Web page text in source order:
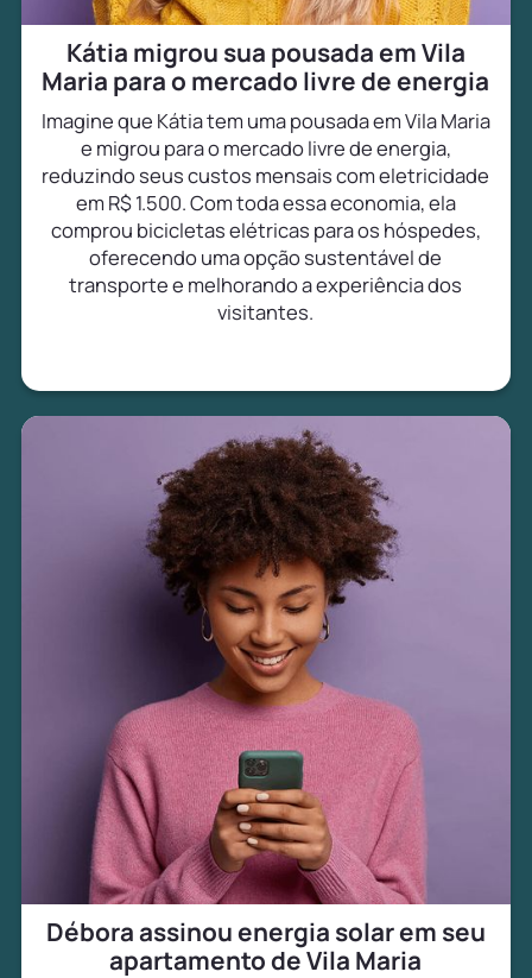
Kátia migrou sua pousada em Vila
Maria para o mercado livre de energia
Imagine que Kátia tem uma pousada em Vila Maria
e migrou para o mercado livre de energia,
reduzindo seus custos mensais com eletricidade
em R$ 1.500. Com toda essa economia, ela
comprou bicicletas elétricas para os hóspedes,
oferecendo uma opção sustentável de
transporte e melhorando a experiência dos
visitantes.
Débora assinou energia solar em seu
apartamento de Vila Maria